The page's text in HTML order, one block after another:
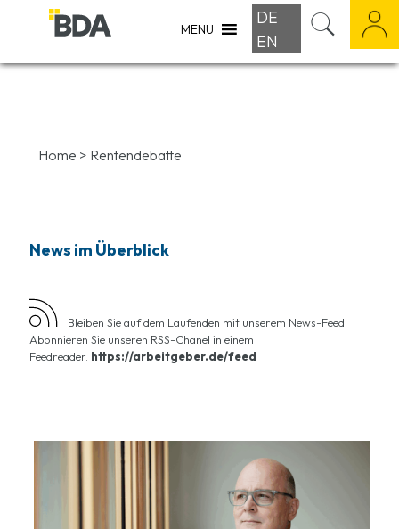
MENU
DE
EN
Home > Rentendebatte
News im Überblick
Bleiben Sie auf dem Laufenden mit unserem News-Feed.
Abonnieren Sie unseren RSS-Chanel in einem
Feedreader. https://arbeitgeber.de/feed